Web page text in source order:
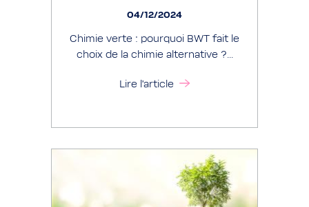
04/12/2024
Chimie verte : pourquoi BWT fait le
choix de la chimie alternative ?...
Lire l'article